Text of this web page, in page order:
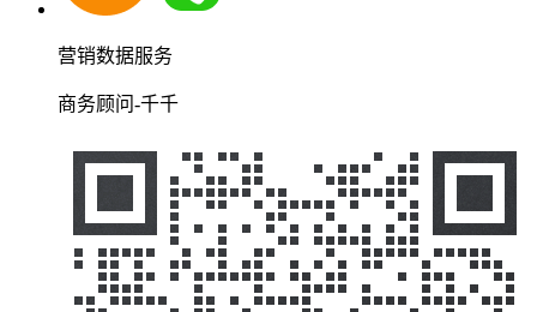
营销数据服务
商务顾问-千千